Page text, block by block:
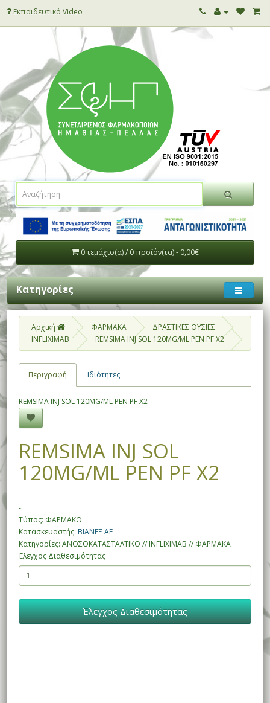
Εκπαιδευτικό Video
0 τεμάχιο(α) / 0 προϊόν(τα) - 0,00€
Κατηγορίες
Αρχική ΦΑΡΜΑΚΑ
ΔΡΑΣΤΙΚΕΣ ΟΥΣΙΕΣ
INFLIXIMAB
REMSIMA INJ SOL 120MG/ML PEN PF X2
Περιγραφή Ιδιότητες
REMSIMA INJ SOL 120MG/ML PEN PF X2
REMSIMA INJ SOL
120MG/ML PEN PF X2
-
Τύπος: ΦΑΡΜΑΚΟ
Κατασκευαστής: ΒΙΑΝΕΞ ΑΕ
Κατηγορίες: ΑΝΟΣΟΚΑΤΑΣΤΑΛΤΙΚΟ // INFLIXIMAB // ΦΑΡΜΑΚΑ
Έλεγχος Διαθεσιμότητας
Έλεγχος Διαθεσιμότητας